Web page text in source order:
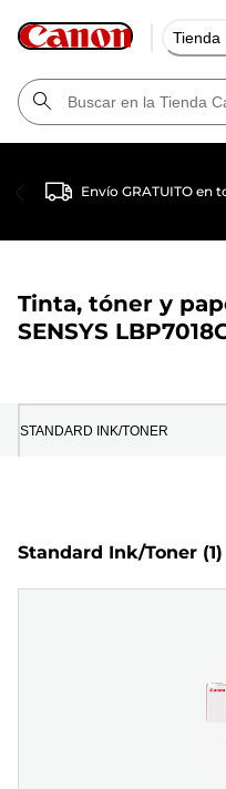
Tienda
Envío GRATUITO en
Tinta, tóner y
SENSYS
STANDARD INK/TONER
Standard Ink/Toner (1)